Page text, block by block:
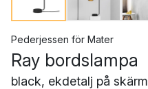
Pederjessen för Mater
Ray bordslampa
black, ekdetalj på skärm